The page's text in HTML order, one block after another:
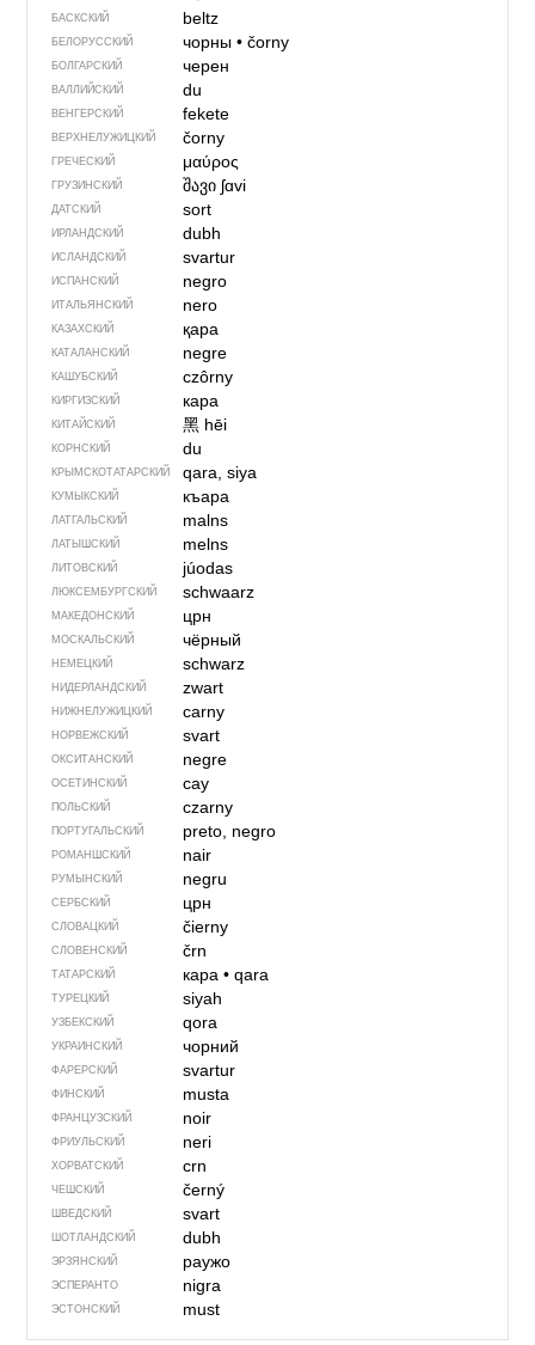
БАСКСКИЙ beltz
БЕЛОРУССКИЙ чорны• čorny
БОЛГАРСКИЙ черен
ВАЛЛИЙСКИЙ du
ВЕНГЕРСКИЙ fekete
ВЕРХНЕЛУЖИЦКИЙ čorny
ГРЕЧЕСКИЙ μαύρος
ГРУЗИНСКИЙ შავი ʃɑvi
ДАТСКИЙ sort
ИРЛАНДСКИЙ dubh
ИСЛАНДСКИЙ svartur
ИСПАНСКИЙ negro
ИТАЛЬЯНСКИЙ nero
КАЗАХСКИЙ қара
КАТАЛАНСКИЙ negre
КАШУБСКИЙ czôrny
КИРГИЗСКИЙ кара
КИТАЙСКИЙ 黑 hēi
КОРНСКИЙ du
КРЫМСКО­ТАТАРСКИЙ qara, siya
КУМЫКСКИЙ къара
ЛАТГАЛЬСКИЙ malns
ЛАТЫШСКИЙ melns
ЛИТОВСКИЙ júodas
ЛЮКСЕМБУРГСКИЙ schwaarz
МАКЕДОНСКИЙ црн
МОСКАЛЬСКИЙ чёрный
НЕМЕЦКИЙ schwarz
НИДЕРЛАНДСКИЙ zwart
НИЖНЕЛУЖИЦКИЙ carny
НОРВЕЖСКИЙ svart
ОКСИТАНСКИЙ negre
ОСЕТИНСКИЙ сау
ПОЛЬСКИЙ czarny
ПОРТУГАЛЬСКИЙ preto, negro
РОМАНШСКИЙ nair
РУМЫНСКИЙ negru
СЕРБСКИЙ црн
СЛОВАЦКИЙ čierny
СЛОВЕНСКИЙ črn
ТАТАРСКИЙ кара• qara
ТУРЕЦКИЙ siyah
УЗБЕКСКИЙ qora
УКРАИНСКИЙ чорний
ФАРЕРСКИЙ svartur
ФИНСКИЙ musta
ФРАНЦУЗСКИЙ noir
ФРИУЛЬСКИЙ neri
ХОРВАТСКИЙ crn
ЧЕШСКИЙ černý
ШВЕДСКИЙ svart
ШОТЛАНДСКИЙ dubh
ЭРЗЯНСКИЙ раужо
ЭСПЕРАНТО nigra
ЭСТОНСКИЙ must